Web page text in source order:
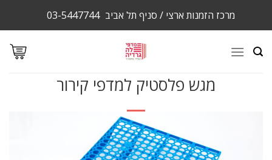
מרכז הזמנות ארצי / סניף תל אביב 03-5447744
מגש פלסטיק למדפי קירור